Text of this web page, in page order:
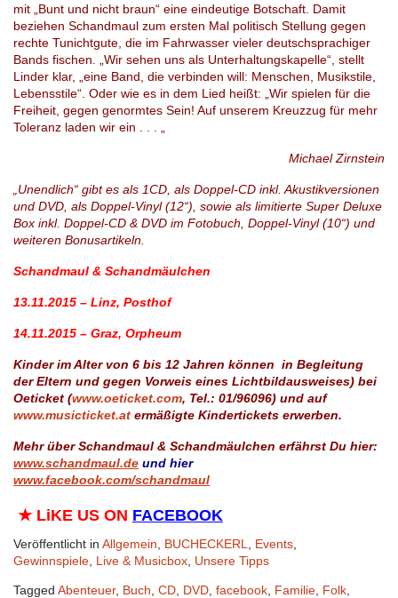
mit „Bunt und nicht braun“ eine eindeutige Botschaft. Damit
beziehen Schandmaul zum ersten Mal politisch Stellung gegen
rechte Tunichtgute, die im Fahrwasser vieler deutschsprachiger
Bands fischen. „Wir sehen uns als Unterhaltungskapelle“, stellt
Linder klar, „eine Band, die verbinden will: Menschen, Musikstile,
Lebensstile“. Oder wie es in dem Lied heißt: „Wir spielen für die
Freiheit, gegen genormtes Sein! Auf unserem Kreuzzug für mehr
Toleranz laden wir ein . . . „
Michael Zirnstein
„Unendlich“ gibt es als 1CD, als Doppel-CD inkl. Akustikversionen
und DVD, als Doppel-Vinyl (12“), sowie als limitierte Super Deluxe
Box inkl. Doppel-CD & DVD im Fotobuch, Doppel-Vinyl (10“) und
weiteren Bonusartikeln.
Schandmaul & Schandmäulchen
13.11.2015 – Linz, Posthof
14.11.2015 – Graz, Orpheum
Kinder im Alter von 6 bis 12 Jahren können in Begleitung
der Eltern und gegen Vorweis eines Lichtbildausweises) bei
Oeticket (www.oeticket.com, Tel.: 01/96096) und auf
www.musicticket.at ermäßigte Kindertickets erwerben.
Mehr über Schandmaul & Schandmäulchen erfährst Du hier:
www.schandmaul.de und hier
www.facebook.com/schandmaul
★ LiKE US ON FACEBOOK
Veröffentlicht in Allgemein BUCHECKERL Events
Gewinnspiele Live & Musicbox Unsere Tipps
Tagged Abenteuer, Buch CD DVD facebook Familie Folk